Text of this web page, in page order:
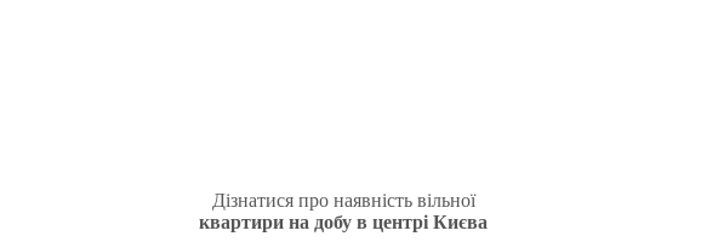
Дізнатися про наявність вільної
квартири на добу в центрі Києва